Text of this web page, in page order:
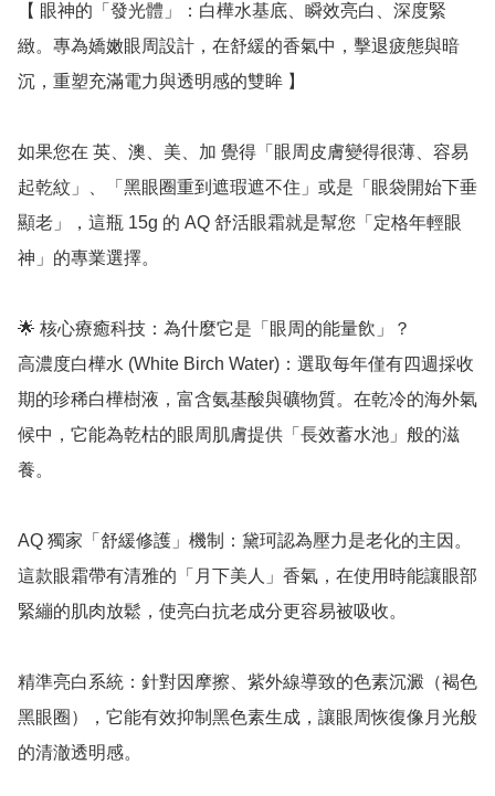
【 眼神的「發光體」：白樺水基底、瞬效亮白、深度緊
緻。專為嬌嫩眼周設計，在舒緩的香氣中，擊退疲態與暗
沉，重塑充滿電力與透明感的雙眸 】
如果您在 英、澳、美、加 覺得「眼周皮膚變得很薄、容易
起乾紋」、「黑眼圈重到遮瑕遮不住」或是「眼袋開始下垂
顯老」，這瓶 15g 的 AQ 舒活眼霜就是幫您「定格年輕眼
神」的專業選擇。
🌟 核心療癒科技：為什麼它是「眼周的能量飲」？
高濃度白樺水 (White Birch Water)：選取每年僅有四週採收
期的珍稀白樺樹液，富含氨基酸與礦物質。在乾冷的海外氣
候中，它能為乾枯的眼周肌膚提供「長效蓄水池」般的滋
養。
AQ 獨家「舒緩修護」機制：黛珂認為壓力是老化的主因。
這款眼霜帶有清雅的「月下美人」香氣，在使用時能讓眼部
緊繃的肌肉放鬆，使亮白抗老成分更容易被吸收。
精準亮白系統：針對因摩擦、紫外線導致的色素沉澱（褐色
黑眼圈），它能有效抑制黑色素生成，讓眼周恢復像月光般
的清澈透明感。